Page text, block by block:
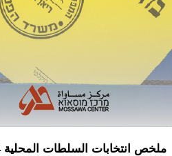
ملخص انتخابات السلطات المحلية 2024